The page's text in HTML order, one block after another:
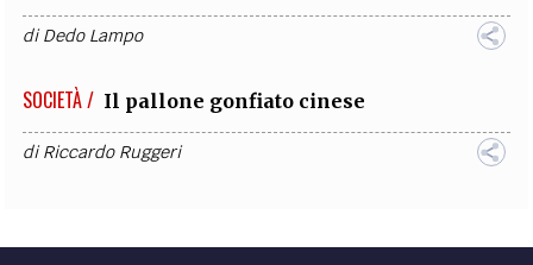
diDedo Lampo
SOCIETÀ / Il pallone gonfiato cinese
diRiccardo Ruggeri